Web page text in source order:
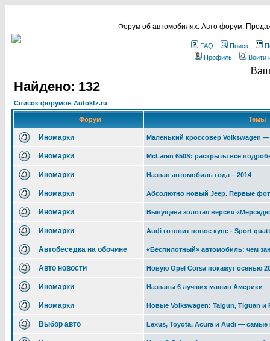
Форум об автомобилях. Авто форум.
FAQ Поиск
Профиль
Войти
Найдено: 132
Список форумов Autokfz.ru
Форум Темы
Иномарки Маленький кроссовер Volkswagen
Иномарки McLaren 650S: раскрыты все
Иномарки Назван автомобиль года – 2014
Иномарки Абсолютно новый Jeep. Первые
Иномарки Выпущена золотая версия
Иномарки Audi готовит новое купе - Sport
Автобеседка на обочине «Беспилотный» автомобиль: чем
Авто новости Новую Opel Corsa покажут осенью
Иномарки Названы 6 лучших машин Америки
Иномарки Новые Volkswagen: Taigun, Tiguan и
Выбор авто Lexus, Toyota, Acura и Audi —